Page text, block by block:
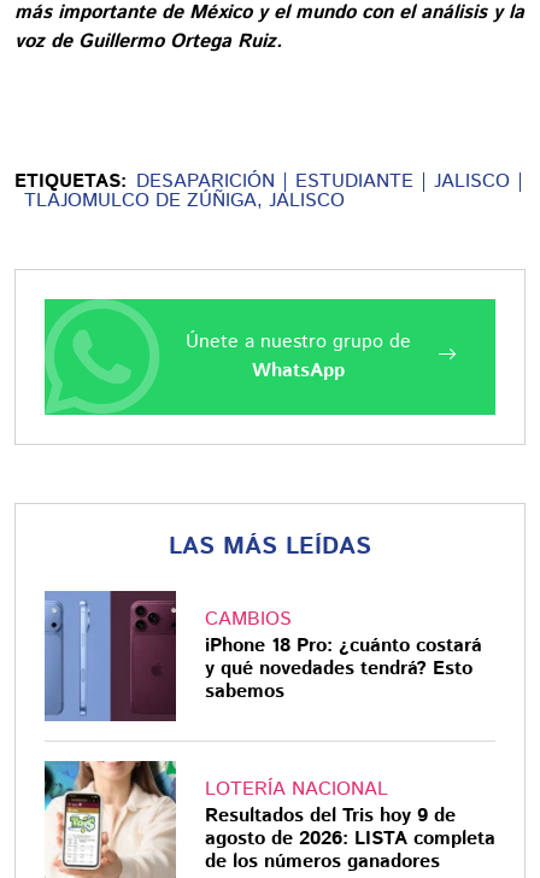
más importante de México y el mundo con el análisis y la
voz de Guillermo Ortega Ruiz.
ETIQUETAS: DESAPARICIÓN ESTUDIANTE JALISCO
TLAJOMULCO DE ZÚÑIGA, JALISCO
Únete a nuestro grupo de
WhatsApp
LAS MÁS LEÍDAS
CAMBIOS
iPhone 18 Pro: ¿cuánto costará
y qué novedades tendrá? Esto
sabemos
LOTERÍA NACIONAL
Resultados del Tris hoy 9 de
agosto de 2026: LISTA completa
de los números ganadores